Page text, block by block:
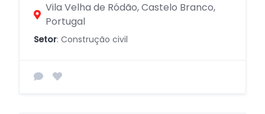
Vila Velha de Ródão, Castelo Branco,
Portugal
Setor: Construção civil